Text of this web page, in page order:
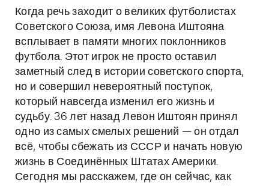
Когда речь заходит о великих футболистах
Советского Союза, имя Левона Иштояна
всплывает в памяти многих поклонников
футбола. Этот игрок не просто оставил
заметный след в истории советского спорта,
но и совершил невероятный поступок,
который навсегда изменил его жизнь и
судьбу. 36 лет назад Левон Иштоян принял
одно из самых смелых решений — он отдал
всё, чтобы сбежать из СССР и начать новую
жизнь в Соединённых Штатах Америки.
Сегодня мы расскажем, где он сейчас, как